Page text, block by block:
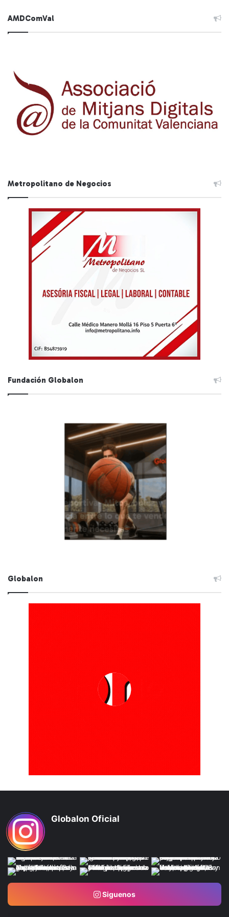
AMDComVal
Metropolitano de Negocios
Fundación Globalon
Globalon
Globalon Oficial
Siguenos